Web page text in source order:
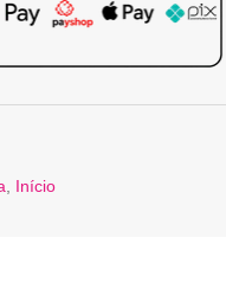
Início